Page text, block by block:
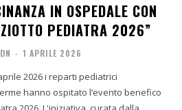
IN OSPEDALE CON
PEDIATRA 2026”
- 1 APRILE 2026
2026 i reparti pediatrici
hanno ospitato l’evento benefico